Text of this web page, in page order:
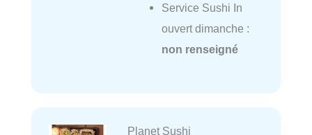
Service Sushi In
ouvert dimanche :
non renseigné
Planet Sushi